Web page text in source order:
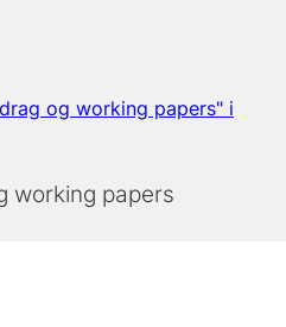
og working papers" i
working papers